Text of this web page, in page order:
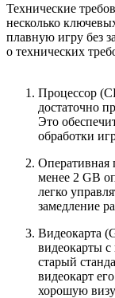
Технические
несколько
плавную игру без
о технических
Процессор
достаточно
Это
обработки
Оперативная
менее 2 GB
легко
замедление
Видеокарта
видеокарты
старый
видеокарт
хорошую